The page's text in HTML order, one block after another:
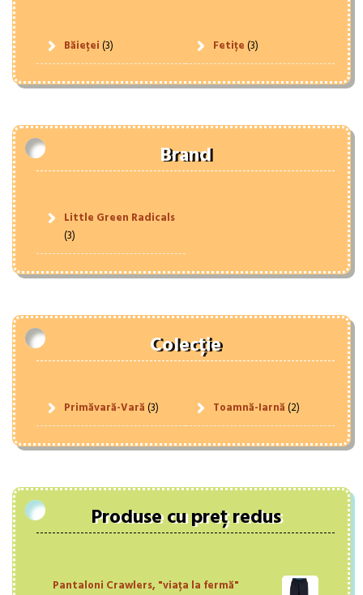
Băieței(3) Fetițe(3)
Brand
Little Green Radicals
(3)
Colecție
Primăvară-Vară(3) Toamnă-Iarnă(2)
Produse cu preț redus
Pantaloni Crawlers, "viața la fermă"